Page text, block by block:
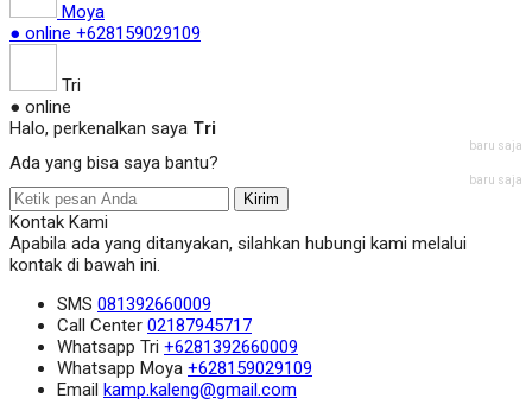
Moya
● online +628159029109
Tri
● online
Halo, perkenalkan saya Tri
baru saja
Ada yang bisa saya bantu?
baru saja
Kirim
Kontak Kami
Apabila ada yang ditanyakan, silahkan hubungi kami melalui
kontak di bawah ini.
SMS 081392660009
Call Center 02187945717
Whatsapp Tri +6281392660009
Whatsapp Moya +628159029109
Email kamp.kaleng@gmail.com